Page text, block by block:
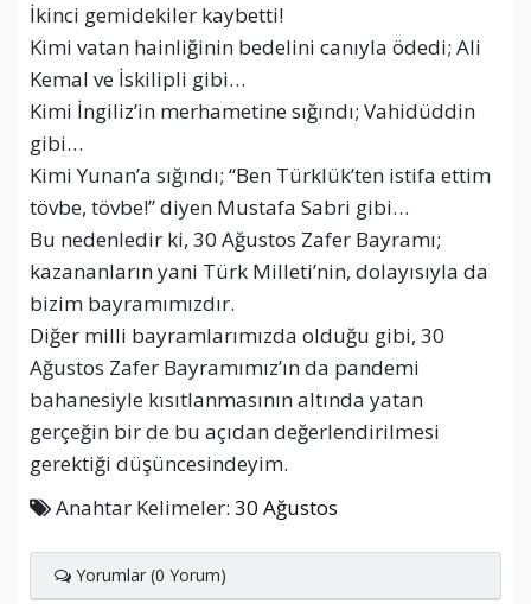
İkinci gemidekiler kaybetti!
Kimi vatan hainliğinin bedelini canıyla ödedi; Ali
Kemal ve İskilipli gibi…
Kimi İngiliz’in merhametine sığındı; Vahidüddin
gibi…
Kimi Yunan’a sığındı; “Ben Türklük’ten istifa ettim
tövbe, tövbe!” diyen Mustafa Sabri gibi…
Bu nedenledir ki, 30 Ağustos Zafer Bayramı;
kazananların yani Türk Milleti’nin, dolayısıyla da
bizim bayramımızdır.
Diğer milli bayramlarımızda olduğu gibi, 30
Ağustos Zafer Bayramımız’ın da pandemi
bahanesiyle kısıtlanmasının altında yatan
gerçeğin bir de bu açıdan değerlendirilmesi
gerektiği düşüncesindeyim.
Anahtar Kelimeler: 30 Ağustos
Yorumlar (0 Yorum)